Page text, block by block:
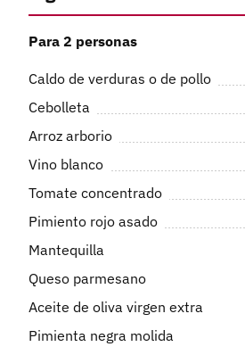
Para 2 personas
Caldo de verduras o de pollo
Cebolleta
Arroz arborio
Vino blanco
Tomate concentrado
Pimiento rojo asado
Mantequilla
Queso parmesano
Aceite de oliva virgen extra
Pimienta negra molida